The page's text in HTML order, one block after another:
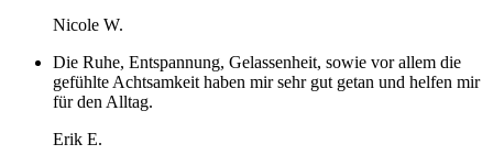
Nicole W.
Die Ruhe, Entspannung, Gelassenheit, sowie vor allem die
gefühlte Achtsamkeit haben mir sehr gut getan und helfen mir
für den Alltag.
Erik E.